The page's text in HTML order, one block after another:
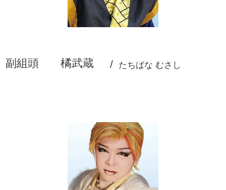
副組頭 橘武蔵 たちばな むさし